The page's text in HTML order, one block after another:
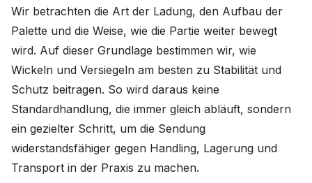
Wir betrachten die Art der Ladung, den Aufbau der
Palette und die Weise, wie die Partie weiter bewegt
wird. Auf dieser Grundlage bestimmen wir, wie
Wickeln und Versiegeln am besten zu Stabilität und
Schutz beitragen. So wird daraus keine
Standardhandlung, die immer gleich abläuft, sondern
ein gezielter Schritt, um die Sendung
widerstandsfähiger gegen Handling, Lagerung und
Transport in der Praxis zu machen.